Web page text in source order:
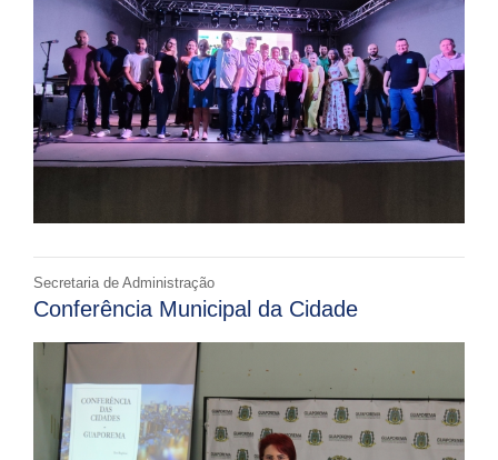
Secretaria de Administração
Conferência Municipal da Cidade